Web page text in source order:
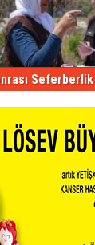
Seferberlik